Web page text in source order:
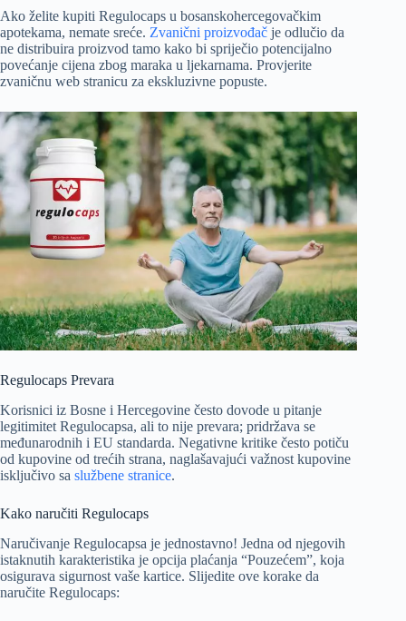
Ako želite kupiti Regulocaps u bosanskohercegovačkim
apotekama, nemate sreće. Zvanični proizvođač je odlučio da
ne distribuira proizvod tamo kako bi spriječio potencijalno
povećanje cijena zbog maraka u ljekarnama. Provjerite
zvaničnu web stranicu za ekskluzivne popuste.
Regulocaps Prevara
Korisnici iz Bosne i Hercegovine često dovode u pitanje
legitimitet Regulocapsa, ali to nije prevara; pridržava se
međunarodnih i EU standarda. Negativne kritike često potiču
od kupovine od trećih strana, naglašavajući važnost kupovine
isključivo sa službene stranice.
Kako naručiti Regulocaps
Naručivanje Regulocapsa je jednostavno! Jedna od njegovih
istaknutih karakteristika je opcija plaćanja “Pouzećem”, koja
osigurava sigurnost vaše kartice. Slijedite ove korake da
naručite Regulocaps: